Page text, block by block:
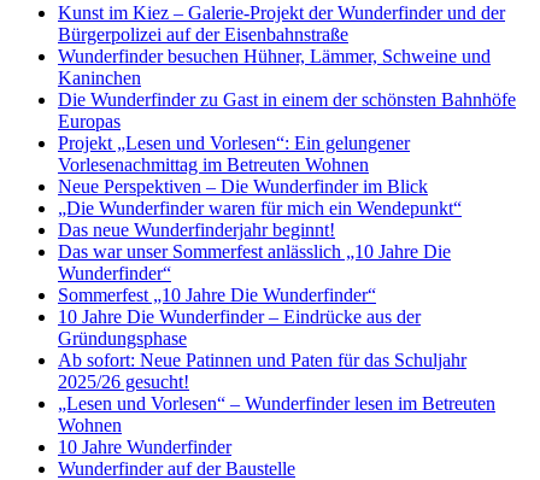
Kunst im Kiez – Galerie-Projekt der Wunderfinder und der
Bürgerpolizei auf der Eisenbahnstraße
Wunderfinder besuchen Hühner, Lämmer, Schweine und
Kaninchen
Die Wunderfinder zu Gast in einem der schönsten Bahnhöfe
Europas
Projekt „Lesen und Vorlesen“: Ein gelungener
Vorlesenachmittag im Betreuten Wohnen
Neue Perspektiven – Die Wunderfinder im Blick
„Die Wunderfinder waren für mich ein Wendepunkt“
Das neue Wunderfinderjahr beginnt!
Das war unser Sommerfest anlässlich „10 Jahre Die
Wunderfinder“
Sommerfest „10 Jahre Die Wunderfinder“
10 Jahre Die Wunderfinder – Eindrücke aus der
Gründungsphase
Ab sofort: Neue Patinnen und Paten für das Schuljahr
2025/26 gesucht!
„Lesen und Vorlesen“ – Wunderfinder lesen im Betreuten
Wohnen
10 Jahre Wunderfinder
Wunderfinder auf der Baustelle